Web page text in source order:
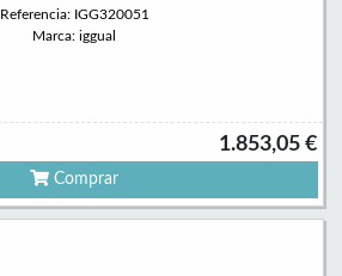
Referencia: IGG320051
Marca: iggual
1.853,05 €
Comprar